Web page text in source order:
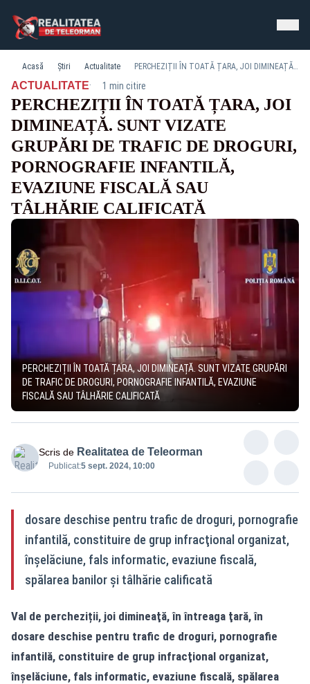
Acasă Știri Actualitate PERCHEZIȚII ÎN TOATĂ ȚARA, JOI DIMINEAȚĂ. SUNT VIZATE GRUPĂRI DE TRAFIC DE DROGURI, PORNOGRAFIE INFANTILĂ, EVAZIUNE FISCALĂ SAU TÂLHĂRIE CALIFICATĂ
ACTUALITATE· 1 min citire
PERCHEZIȚII ÎN TOATĂ ȚARA, JOI
DIMINEAȚĂ. SUNT VIZATE
GRUPĂRI DE TRAFIC DE DROGURI,
PORNOGRAFIE INFANTILĂ,
EVAZIUNE FISCALĂ SAU
TÂLHĂRIE CALIFICATĂ
PERCHEZIȚII ÎN TOATĂ ȚARA, JOI DIMINEAȚĂ. SUNT VIZATE GRUPĂRI
DE TRAFIC DE DROGURI, PORNOGRAFIE INFANTILĂ, EVAZIUNE
FISCALĂ SAU TÂLHĂRIE CALIFICATĂ
Scris de Realitatea de Teleorman
Publicat:5 sept. 2024, 10:00
dosare deschise pentru trafic de droguri, pornografie
infantilă, constituire de grup infracţional organizat,
înşelăciune, fals informatic, evaziune fiscală,
spălarea banilor şi tâlhărie calificată
Val de percheziții, joi dimineaţă, în întreaga ţară, în
dosare deschise pentru trafic de droguri, pornografie
infantilă, constituire de grup infracţional organizat,
înşelăciune, fals informatic, evaziune fiscală, spălarea